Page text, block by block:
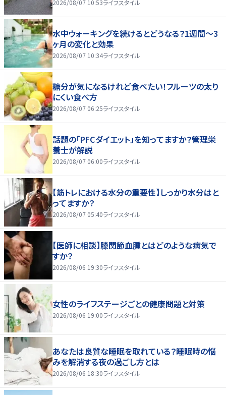
2026/08/07 10:53ライフスタイル
水中ウォーキングを続けるとどうなる？1週間～3
ヶ月の変化と効果
2026/08/07 10:34ライフスタイル
糖分が気になるけれど食べたい！フルーツの太り
にくい食べ方
2026/08/07 06:25ライフスタイル
話題の「PFCダイエット」を知ってますか？管理栄
養士が解説
2026/08/07 06:00ライフスタイル
【筋トレにおける水分の重要性】しっかり水分はと
ってますか？
2026/08/07 05:40ライフスタイル
【医師に相談】膝関節血腫とはどのような病気で
すか？
2026/08/06 19:30ライフスタイル
女性のライフステージごとの健康問題と対策
2026/08/06 19:00ライフスタイル
あなたは良質な睡眠を取れている？睡眠時の悩
みを解消する夜の過ごし方とは
2026/08/06 18:30ライフスタイル